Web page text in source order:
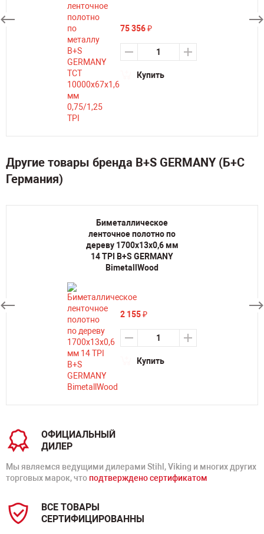
75 356₽
Купить
Другие товары бренда B+S GERMANY (Б+С
Германия)
Биметаллическое
ленточное полотно по
дереву 1700х13х0,6 мм
14 TPI B+S GERMANY
BimetallWood
2 155₽
Купить
ОФИЦИАЛЬНЫЙ
ДИЛЕР
Мы являемся ведущими дилерами Stihl, Viking и многих других
торговых марок, что подтверждено сертификатом
ВСЕ ТОВАРЫ
СЕРТИФИЦИРОВАННЫ